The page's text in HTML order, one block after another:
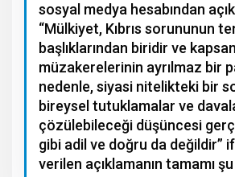
sosyal medya hesabından
“Mülkiyet, Kıbrıs sorununun
başlıklarından biridir ve
müzakerelerinin ayrılmaz bir
nedenle, siyasi nitelikteki bir
bireysel tutuklamalar ve
çözülebileceği düşüncesi
gibi adil ve doğru da değildir”
verilen açıklamanın tamamı